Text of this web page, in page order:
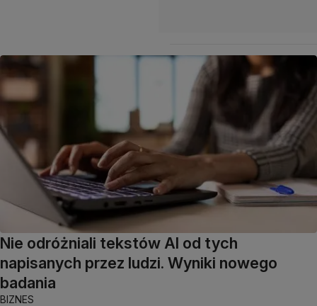
Nie odróżniali tekstów AI od tych
napisanych przez ludzi. Wyniki nowego
badania
BIZNES